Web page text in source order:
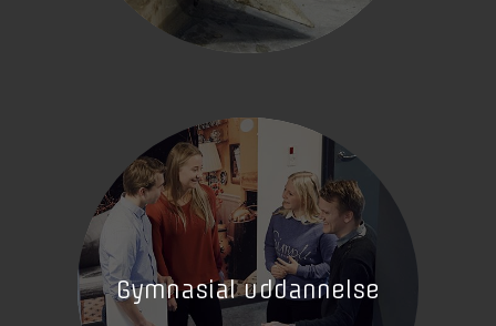
Gymnasial uddannelse